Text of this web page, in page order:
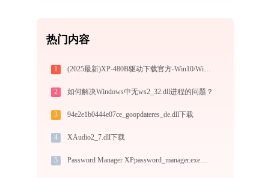
热门内容
1 (2025最新)XP-480B驱动下载官方-Win10/Win11兼容
2 如何解决Windows中无ws2_32.dll进程的问题？
3 94e2e1b0444e07ce_goopdateres_de.dll下载
4 XAudio2_7.dll下载
5 Password Manager XPpassword_manager.exe应用程序错误0xc000007b解决方法